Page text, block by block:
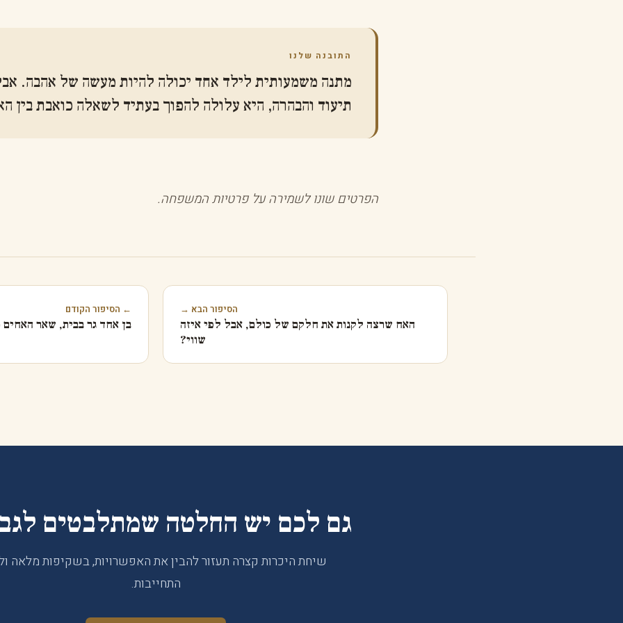
התובנה שלנו
מתנה משמעותית לילד אחד יכולה להיות מעשה של אהבה.
תיעוד והבהרה, היא עלולה להפוך בעתיד לשאלה כואבת בין
הפרטים שונו לשמירה על פרטיות המשפחה.
הסיפור הבא →
האח שרצה לקנות את חלקם של כולם, אבל לפי איזה
שווי?
← הסיפור הקודם
בן אחד גר בבית, שאר
גם לכם יש החלטה שמתלבטים
שיחת היכרות קצרה תעזור להבין את האפשרויות, בשקיפות מלאה
התחייבות.